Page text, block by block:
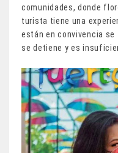
comunidades, donde
turista tiene una
están en convivencia
se detiene y es